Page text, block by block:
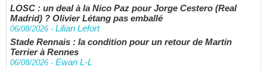
LOSC : un deal à la Nico Paz pour Jorge Cestero (Real
Madrid) ? Olivier Létang pas emballé
06/08/2026 - Lilian Lefort
Stade Rennais : la condition pour un retour de Martin
Terrier à Rennes
06/08/2026 - Ewan L-L